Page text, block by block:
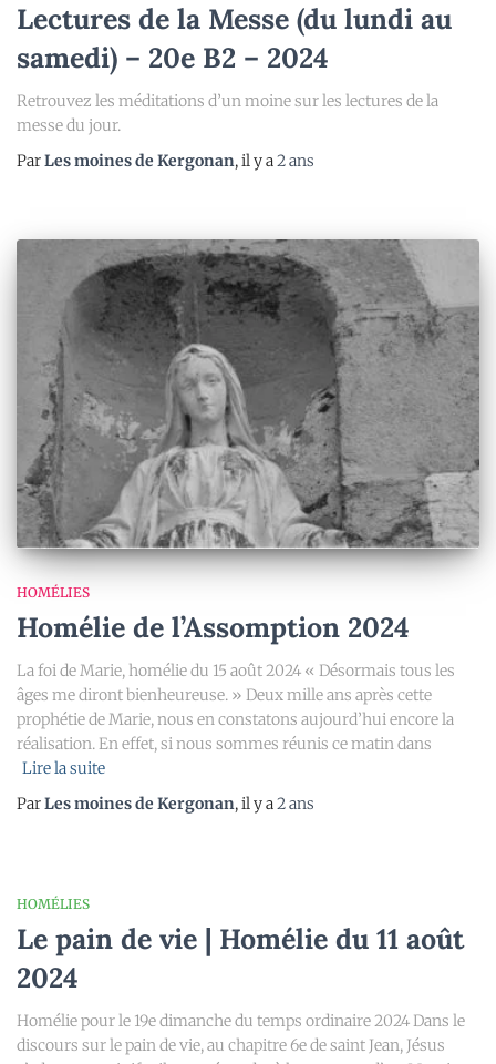
Lectures de la Messe (du lundi au
samedi) – 20e B2 – 2024
Retrouvez les méditations d’un moine sur les lectures de la
messe du jour.
ParLes moines de Kergonan, il y a2 ans
HOMÉLIES
Homélie de l’Assomption 2024
La foi de Marie, homélie du 15 août 2024 « Désormais tous les
âges me diront bienheureuse. » Deux mille ans après cette
prophétie de Marie, nous en constatons aujourd’hui encore la
réalisation. En effet, si nous sommes réunis ce matin dans
Lire la suite
ParLes moines de Kergonan, il y a2 ans
HOMÉLIES
Le pain de vie | Homélie du 11 août
2024
Homélie pour le 19e dimanche du temps ordinaire 2024 Dans le
discours sur le pain de vie, au chapitre 6e de saint Jean, Jésus